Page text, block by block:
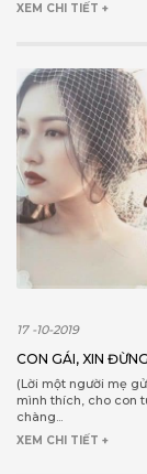
XEM CHI TIẾT +
17 -10-2019
CON GÁI, XIN
(Lời một người mẹ
mình thích, cho con
chàng...
XEM CHI TIẾT +